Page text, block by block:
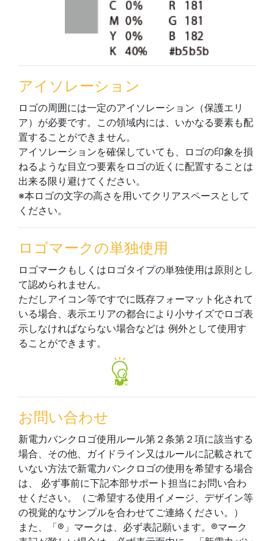
アイソレーション
ロゴの周囲には一定のアイソレーション（保護エリ
ア）が必要です。この領域内には、いかなる要素も配
置することができません。
アイソレーションを確保していても、ロゴの印象を損
ねるような目立つ要素をロゴの近くに配置することは
出来る限り避けてください。
※本ロゴの文字の高さを用いてクリアスペースとして
ください。
ロゴマークの単独使用
ロゴマークもしくはロゴタイプの単独使用は原則とし
て認められません。
ただしアイコン等ですでに既存フォーマット化されて
いる場合、表示エリアの都合により小サイズでロゴ表
示しなければならない場合などは 例外として使用す
ることができます。
お問い合わせ
新電力バンクロゴ使用ルール第２条第２項に該当する
場合、その他、ガイドライン又はルールに記載されて
いない方法で新電力バンクロゴの使用を希望する場合
は、 必ず事前に下記本部サポート担当にお問い合わ
せください。（ご希望する使用イメージ、デザイン等
の視覚的なサンプルを合わせてご連絡ください。）
また、「®」マークは、必ず表記願います。®マーク